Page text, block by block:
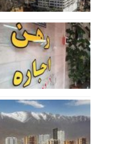
02 آگوست 2020
26 جولای 2020